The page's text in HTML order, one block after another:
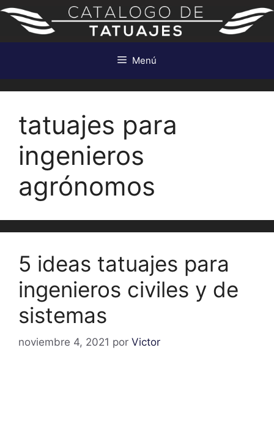
Saltar
contenido
Menú
tatuajes para
ingenieros
agrónomos
5 ideas tatuajes para
ingenieros civiles y de
sistemas
noviembre 4, 2021 por Victor